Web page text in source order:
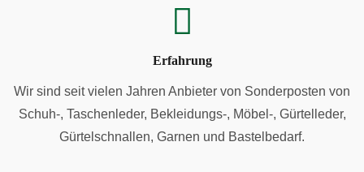
Erfahrung
Wir sind seit vielen Jahren Anbieter von Sonderposten von
Schuh-, Taschenleder, Bekleidungs-, Möbel-, Gürtelleder,
Gürtelschnallen, Garnen und Bastelbedarf.